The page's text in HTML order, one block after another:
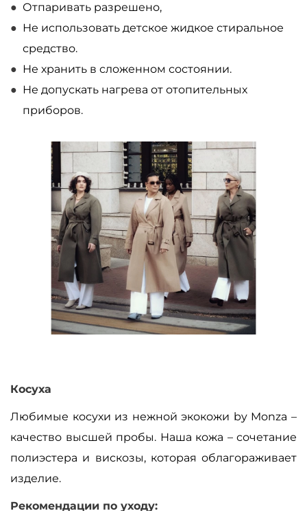
Отпаривать разрешено,
Не использовать детское жидкое стиральное
средство.
Не хранить в сложенном состоянии.
Не допускать нагрева от отопительных
приборов.
Косуха
Любимые косухи из нежной экокожи by Monza –
качество высшей пробы. Наша кожа –сочетание
полиэстера и вискозы, которая облагораживает
изделие.
Рекомендации по уходу: